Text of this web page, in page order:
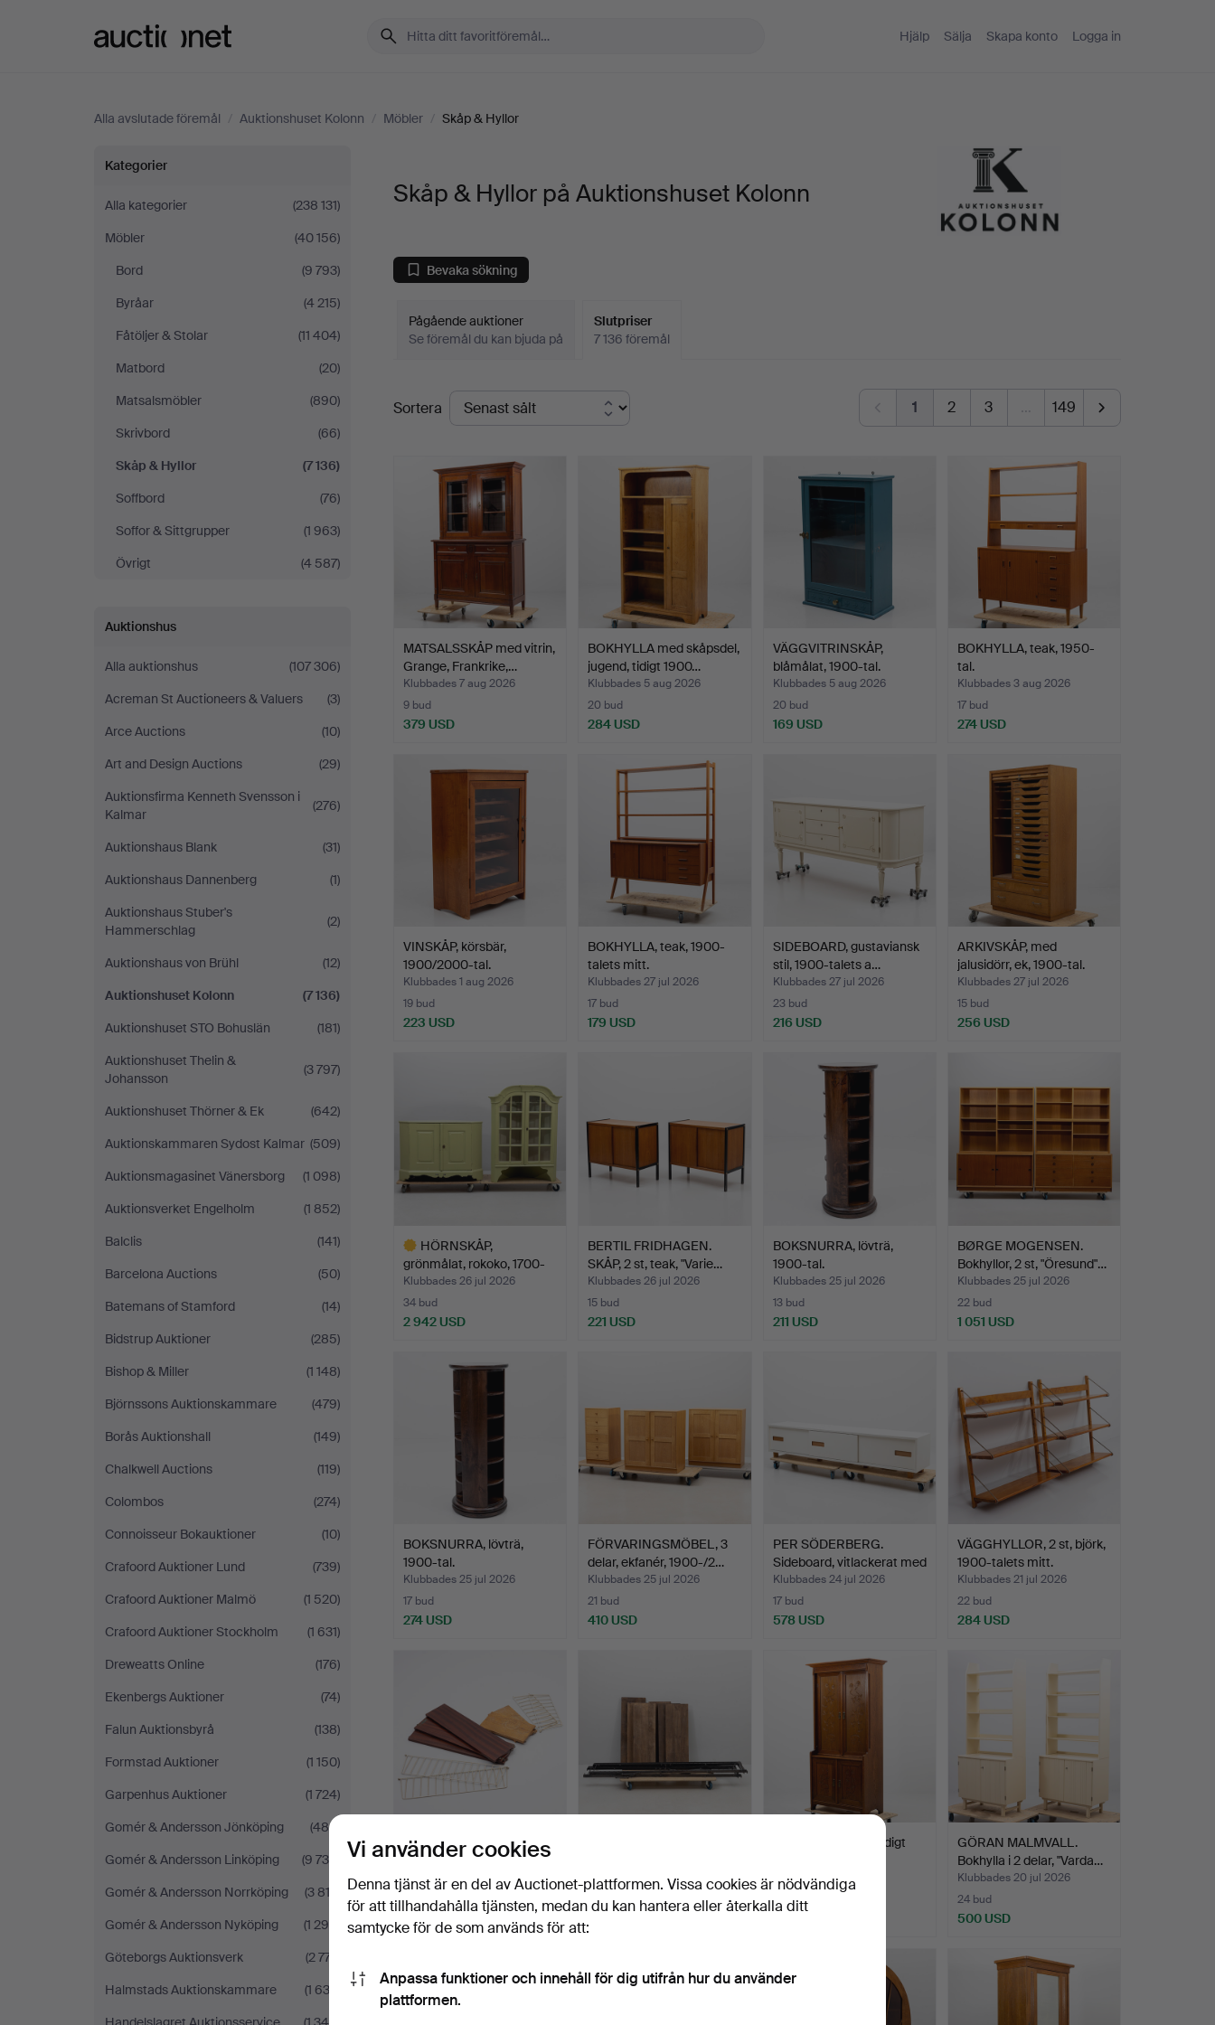
Hjälp Sälja Skapa konto Logga in
Alla avslutade föremål / Auktionshuset Kolonn / Möbler / Skåp & Hyllor
Skåp
&
Hyllor
på
Auktionshuset
Kolonn
Kategorier
Alla kategorier
(238 131)
Möbler
(40 156)
Bord
(9 793)
Byråar
(4 215)
Fåtöljer & Stolar
(11 404)
Matbord
(20)
Matsalsmöbler
(890)
Skrivbord
(66)
Skåp & Hyllor
(7 136)
Soffbord
(76)
Soffor & Sittgrupper
(1 963)
Övrigt
(4 587)
Auktionshus
Alla auktionshus
(107 306)
Acreman St Auctioneers & Valuers
(3)
Arce Auctions
(10)
Art and Design Auctions
(29)
Auktionsfirma Kenneth Svensson i
Kalmar
(276)
Auktionshaus Blank
(31)
Auktionshaus Dannenberg
(1)
Auktionshaus Stuber's
Hammerschlag
(2)
Auktionshaus von Brühl
(12)
Auktionshuset Kolonn
(7 136)
Auktionshuset STO Bohuslän
(181)
Auktionshuset Thelin &
Johansson
(3 797)
Auktionshuset Thörner & Ek
(642)
Auktionskammaren Sydost Kalmar (509)
Auktionsmagasinet Vänersborg
(1 098)
Auktionsverket Engelholm
(1 852)
Balclis
(141)
Barcelona Auctions
(50)
Batemans of Stamford
(14)
Bidstrup Auktioner
(285)
Bishop & Miller
(1 148)
Björnssons Auktionskammare
(479)
Borås Auktionshall
(149)
Chalkwell Auctions
(119)
Colombos
(274)
Connoisseur Bokauktioner
(10)
Crafoord Auktioner Lund
(739)
Crafoord Auktioner Malmö
(1 520)
Crafoord Auktioner Stockholm
(1 631)
Dreweatts Online
(176)
Ekenbergs Auktioner
(74)
Falun Auktionsbyrå
(138)
Formstad Auktioner
(1 150)
Garpenhus Auktioner
(1 724)
Gomér & Andersson Jönköping
(480)
Gomér & Andersson Linköping
(9 736)
Gomér & Andersson Norrköping
(3 813)
Gomér & Andersson Nyköping
(1 298)
Göteborgs Auktionsverk
(2 777)
Halmstads Auktionskammare
(1 632)
Skåp & Hyllor på Auktionshuset Kolonn
Bevaka sökning
Pågående auktioner
Se föremål du kan bjuda på
Slutpriser
7 136 föremål
Slutpriser
Sortera 1 2 3 … 149
MATSALSSKÅP med vitrin,
Grange, Frankrike,…
Klubbades 7 aug 2026
9 bud
379 USD
BOKHYLLA med skåpsdel,
jugend, tidigt 1900…
Klubbades 5 aug 2026
20 bud
284 USD
VÄGGVITRINSKÅP,
blåmålat, 1900-tal.
Klubbades 5 aug 2026
20 bud
169 USD
BOKHYLLA, teak, 1950-
tal.
Klubbades 3 aug 2026
17 bud
274 USD
VINSKÅP, körsbär,
1900/2000-tal.
Klubbades 1 aug 2026
19 bud
223 USD
BOKHYLLA, teak, 1900-
talets mitt.
Klubbades 27 jul 2026
17 bud
179 USD
SIDEBOARD, gustaviansk
stil, 1900-talets a…
Klubbades 27 jul 2026
23 bud
216 USD
ARKIVSKÅP, med
jalusidörr, ek, 1900-tal.
Klubbades 27 jul 2026
15 bud
256 USD
HÖRNSKÅP,
grönmålat, rokoko, 1700-
tal.
Klubbades 26 jul 2026
34 bud
2 942 USD
BERTIL FRIDHAGEN.
SKÅP, 2 st, teak, "Varie…
Klubbades 26 jul 2026
15 bud
221 USD
BOKSNURRA, lövträ,
1900-tal.
Klubbades 25 jul 2026
13 bud
211 USD
BØRGE MOGENSEN.
Bokhyllor, 2 st, "Öresund"…
Klubbades 25 jul 2026
22 bud
1 051 USD
BOKSNURRA, lövträ,
1900-tal.
Klubbades 25 jul 2026
17 bud
274 USD
FÖRVARINGSMÖBEL, 3
delar, ekfanér, 1900-/2…
Klubbades 25 jul 2026
21 bud
410 USD
PER SÖDERBERG.
Sideboard, vitlackerat med
…
Klubbades 24 jul 2026
17 bud
578 USD
VÄGGHYLLOR, 2 st, björk,
1900-talets mitt.
Klubbades 21 jul 2026
22 bud
284 USD
NILS & KAJSA
STRINNING. Stringhyllor, 2
st…
Klubbades 21 jul 2026
7 bud
69 USD
Klubbades 21 jul 2026
10 bud
SKÅP, ek, Jugend, tidigt
Klubbades 20 jul 2026
7 bud
GÖRAN MALMVALL.
Bokhylla i 2 delar, "Varda…
Klubbades 20 jul 2026
24 bud
500 USD
Vi använder cookies
Denna tjänst är en del av Auctionet-plattformen. Vissa cookies är nödvändiga
för att tillhandahålla tjänsten, medan du kan hantera eller återkalla ditt
samtycke för de som används för att:
Anpassa funktioner och innehåll för dig utifrån hur du använder
plattformen.